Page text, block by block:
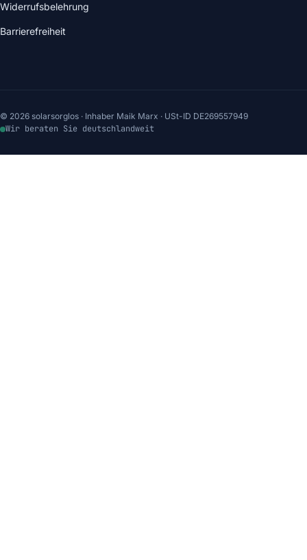
Widerrufsbelehrung
Barrierefreiheit
© 2026 solarsorglos · Inhaber Maik Marx · USt-ID DE269557949
Wir beraten Sie deutschlandweit